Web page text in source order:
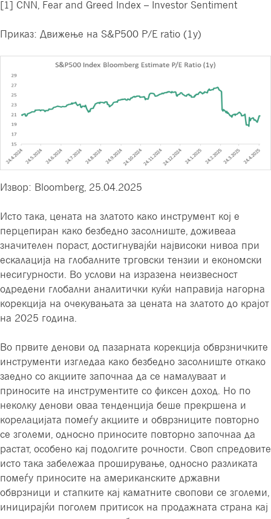
[1] CNN, Fear and Greed Index – Investor Sentiment
Приказ: Движење на S&P500 P/E ratio (1y)
Извор: Bloomberg, 25.04.2025
Исто така, цената на златото како инструмент коj е
перцепиран како безбедно засолниште, доживеаа
значителен пораст, достигнувајќи највисоки нивоа при
ескалација на глобалните трговски тензии и економски
несигурности. Во услови на изразена неизвесност
одредени глобални аналитички куќи направија нагорна
корекција на очекувањата за цената на златото до крајот
на 2025 година.
Во првите денови од пазарната корекција обврзничките
инструменти изгледаа како безбедно засолниште откако
заедно со акциите започнаа да се намалуваат и
приносите на инструментите со фиксен доход. Но по
неколку денови оваа тенденција беше прекршена и
корелацијата помеѓу акциите и обврзниците повторно
се зголеми, односно приносите повторно започнаа да
растат, особено кај подолгите рочности. Своп спредовите
исто така забележаа проширување, односно разликата
помеѓу приносите на американските државни
обврзници и стапките кај каматните свопови се зголеми,
иницирајќи поголем притисок на продажната страна кај